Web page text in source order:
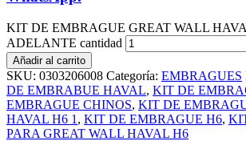
KIT DE EMBRAGUE GREAT WALL
ADELANTE cantidad
Añadir al carrito
SKU: 0303206008 Categoría: EMBRAGUES
DE EMBRABUE HAVAL, KIT DE
EMBRAGUE CHINOS, KIT DE
HAVAL H6 1 , KIT DE EMBRAGUE H6,
PARA GREAT WALL HAVAL H6